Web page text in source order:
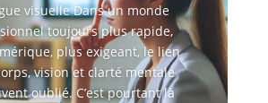
visuelle Dans un monde
toujours plus rapide,
plus exigeant, le lien
vision et clarté mentale
oublié. C’est pourtant là